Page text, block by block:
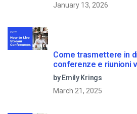
January 13, 2026
Come trasmettere in
by Emily Krings
March 21, 2025